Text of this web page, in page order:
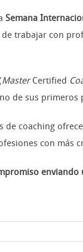
Semana
trabajar con
MasterCertified
de sus primeros
de coaching
con más
enviando